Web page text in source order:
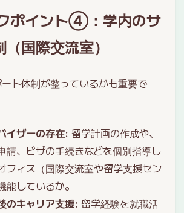
ポイント④：学内のサ
国際交流室）
ト体制が整っているかも重要で
イザーの存在: 留学計画の作成や、
請、ビザの手続きなどを個別指導し
フィス（国際交流室や留学支援セン
能しているか。
のキャリア支援: 留学経験を就職活